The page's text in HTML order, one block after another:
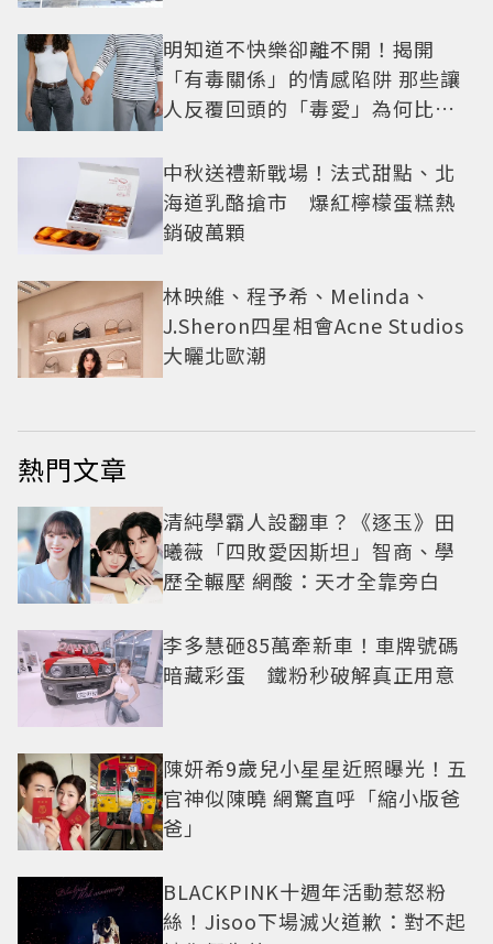
明知道不快樂卻離不開！揭開
「有毒關係」的情感陷阱 那些讓
人反覆回頭的「毒愛」為何比菸
中秋送禮新戰場！法式甜點、北
海道乳酪搶市 爆紅檸檬蛋糕熱
銷破萬顆
林映維、程予希、Melinda、
J.Sheron四星相會Acne Studios
大曬北歐潮
熱門文章
清純學霸人設翻車？《逐玉》田
曦薇「四敗愛因斯坦」智商、學
歷全輾壓 網酸：天才全靠旁白
李多慧砸85萬牽新車！車牌號碼
暗藏彩蛋 鐵粉秒破解真正用意
陳妍希9歲兒小星星近照曝光！五
官神似陳曉 網驚直呼「縮小版爸
爸」
BLACKPINK十週年活動惹怒粉
絲！Jisoo下場滅火道歉：對不起